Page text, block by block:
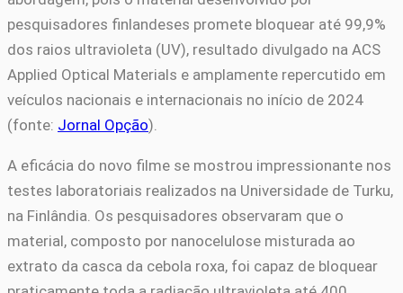
pesquisadores finlandeses promete bloquear até 99,9%
dos raios ultravioleta (UV), resultado divulgado na ACS
Applied Optical Materials e amplamente repercutido em
veículos nacionais e internacionais no início de 2024
(fonte: Jornal Opção).
A eficácia do novo filme se mostrou impressionante nos
testes laboratoriais realizados na Universidade de Turku,
na Finlândia. Os pesquisadores observaram que o
material, composto por nanocelulose misturada ao
extrato da casca da cebola roxa, foi capaz de bloquear